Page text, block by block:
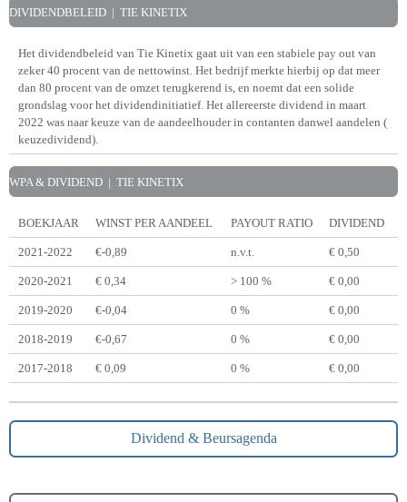
DIVIDENDBELEID | TIE KINETIX
Het dividendbeleid van Tie Kinetix gaat uit van een stabiele pay out van
zeker 40 procent van de nettowinst. Het bedrijf merkte hierbij op dat meer
dan 80 procent van de omzet terugkerend is, en noemt dat een solide
grondslag voor het dividendinitiatief. Het allereerste dividend in maart
2022 was naar keuze van de aandeelhouder in contanten danwel aandelen (
keuzedividend).
WPA & DIVIDEND | TIE KINETIX
BOEKJAAR WINST PER AANDEEL PAYOUT RATIO DIVIDEND
2021-2022 €-0,89 n.v.t. € 0,50
2020-2021 € 0,34 > 100 % € 0,00
2019-2020 €-0,04 0 % € 0,00
2018-2019 €-0,67 0 % € 0,00
2017-2018 € 0,09 0 % € 0,00
Dividend & Beursagenda